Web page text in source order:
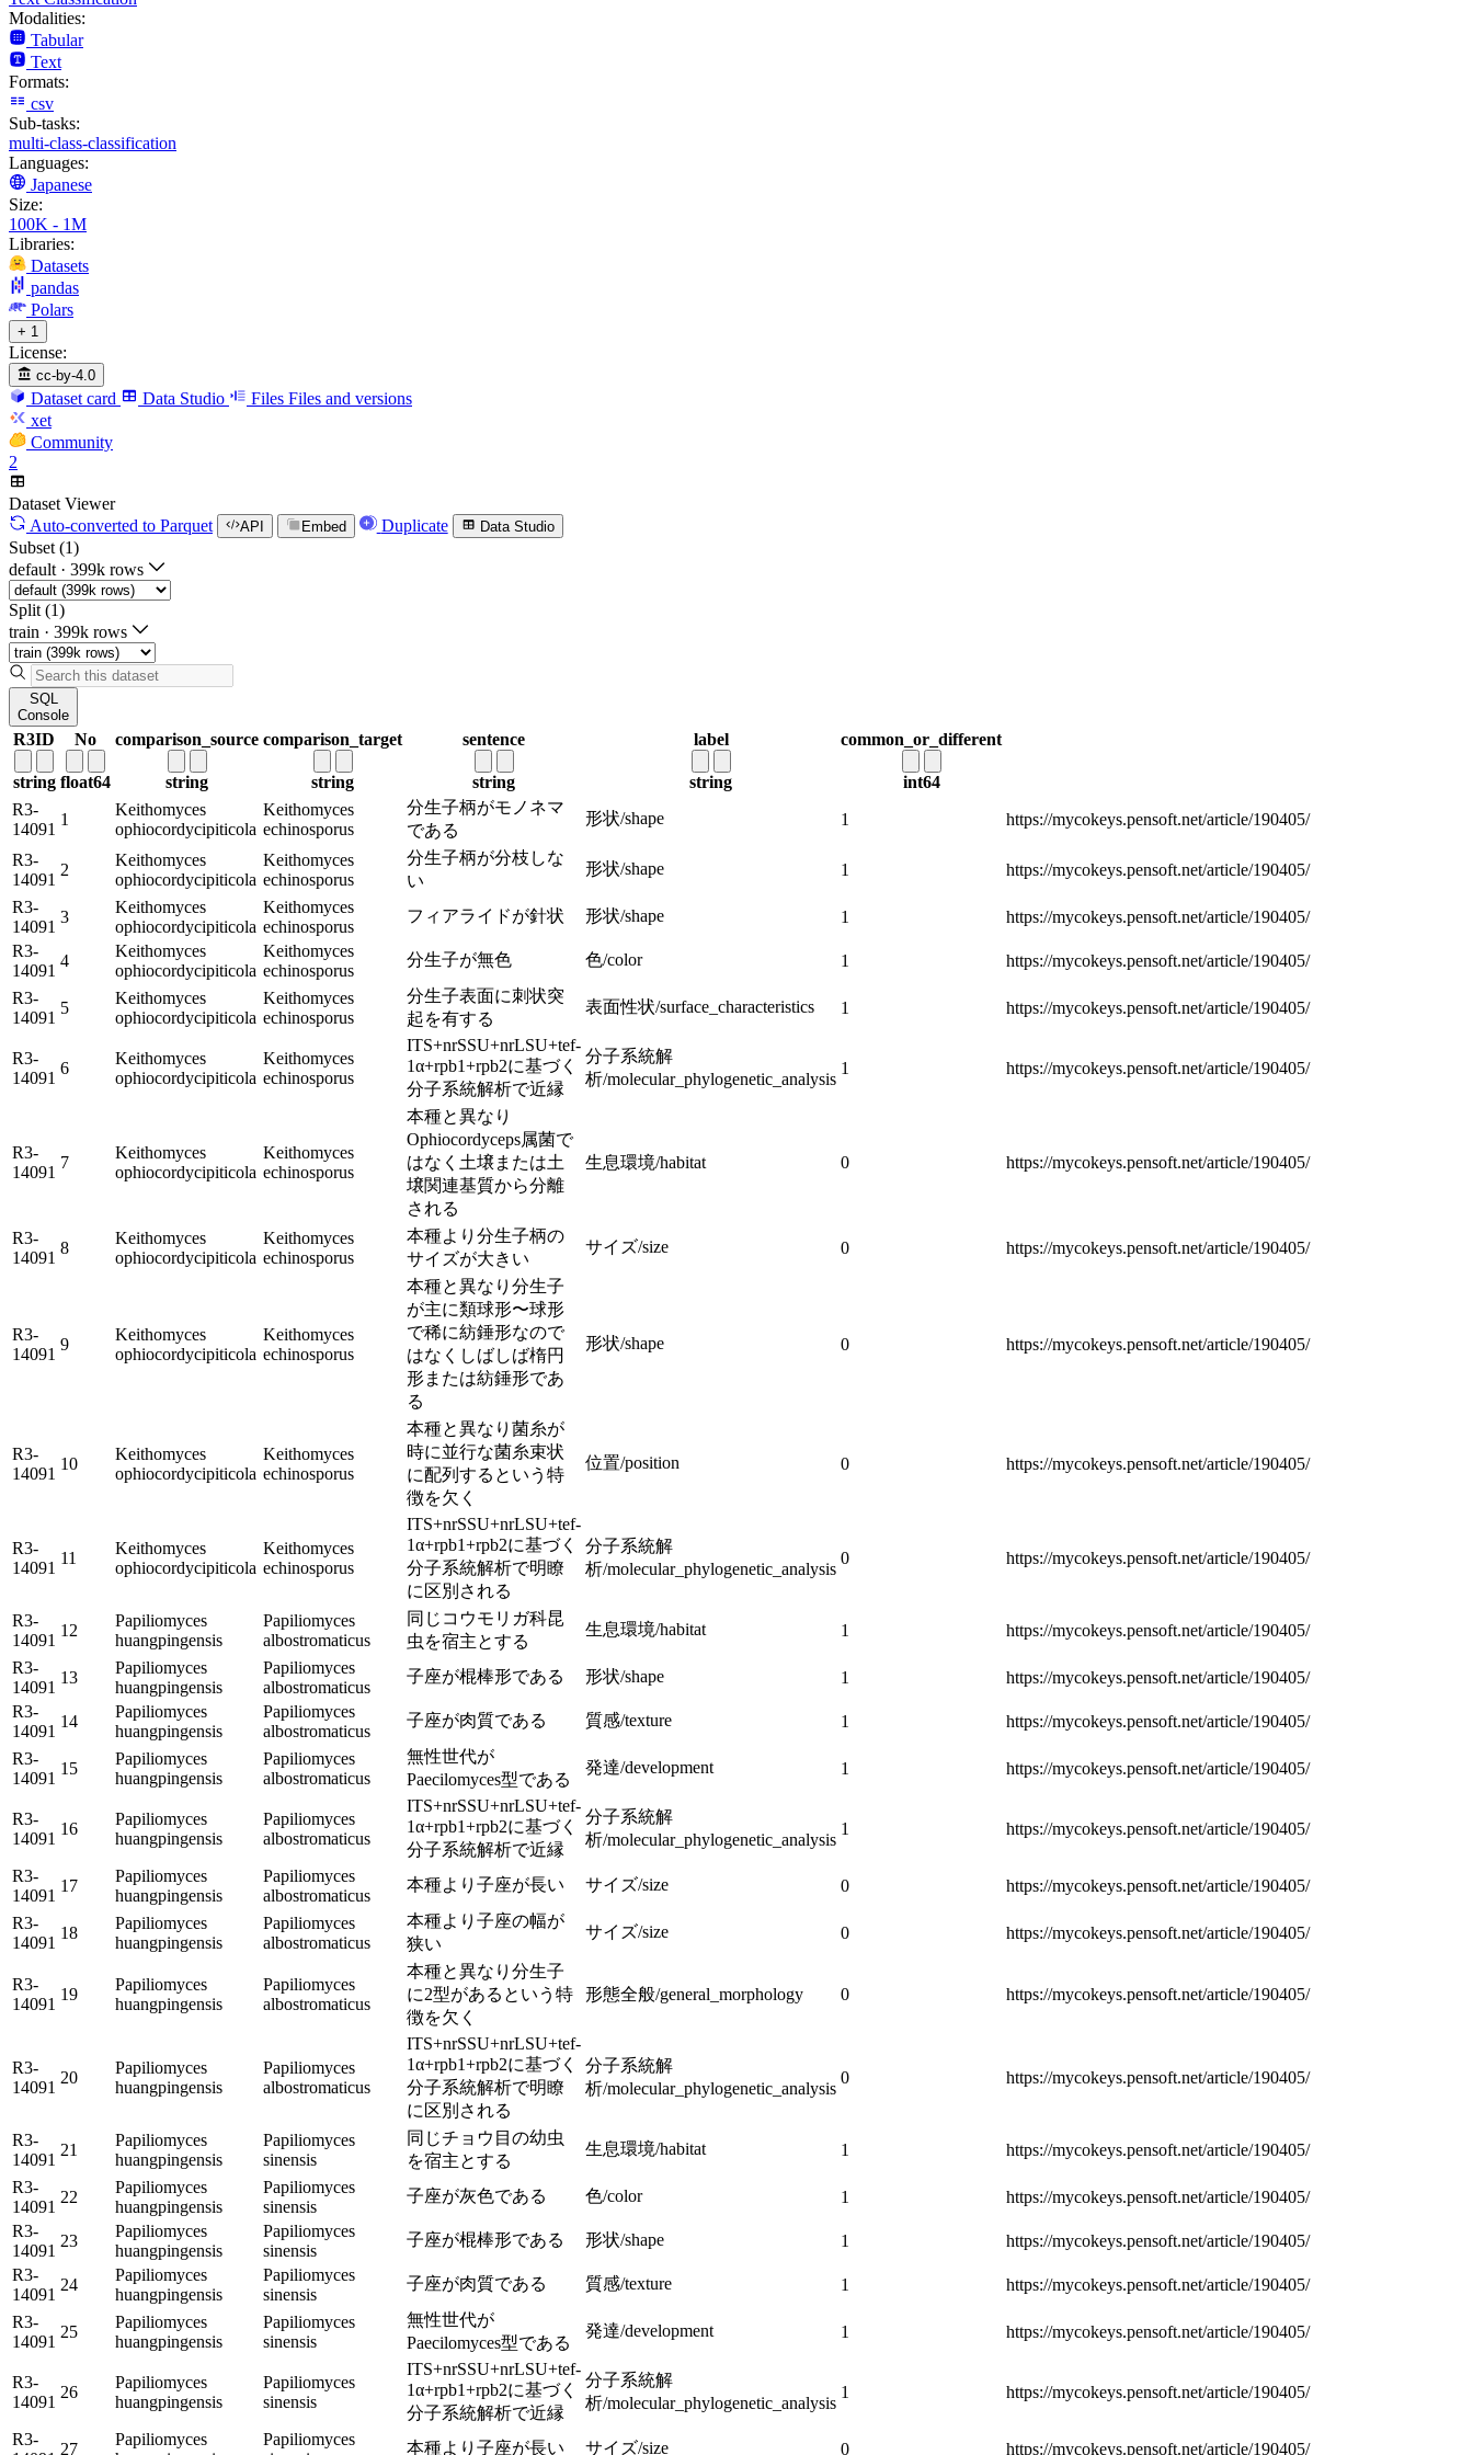
Modalities:
Tabular
Text
Formats:
csv
Sub-tasks:
multi-class-classification
Languages:
Japanese
Size:
100K - 1M
Libraries:
Datasets
pandas
Polars
+ 1
License:
cc-by-4.0
Dataset card Data Studio Files Files and versions
xet
Community
2
Dataset Viewer
Auto-converted to Parquet API Embed Duplicate Data Studio
Subset (1)
default · 399k rows
Split (1)
train · 399k rows
SQL
Console
R3ID
string
No
float64
comparison_source
string
comparison_target
string
sentence
string
label
string
common_or_different
int64
R3-
14091
1
Keithomyces
ophiocordycipiticola
Keithomyces
echinosporus
分生子柄がモノネマ
である
形状/shape 1 https://mycokeys.pensoft.net/article/190405/
R3-
14091
2
Keithomyces
ophiocordycipiticola
Keithomyces
echinosporus
分生子柄が分枝しな
い
形状/shape 1
https://mycokeys.pensoft.net/article/190405/
R3-
14091
3
Keithomyces
ophiocordycipiticola
Keithomyces
echinosporus
フィアライドが針状 形状/shape 1
https://mycokeys.pensoft.net/article/190405/
R3-
14091
4
Keithomyces
ophiocordycipiticola
Keithomyces
echinosporus
分生子が無色 色/color 1
https://mycokeys.pensoft.net/article/190405/
R3-
14091
5
Keithomyces
ophiocordycipiticola
Keithomyces
echinosporus
分生子表面に刺状突
起を有する
表面性状/surface_characteristics 1 https://mycokeys.pensoft.net/article/190405/
R3-
14091
6
Keithomyces
ophiocordycipiticola
Keithomyces
echinosporus
ITS+nrSSU+nrLSU+tef-
1α+rpb1+rpb2に基づく
分子系統解析で近縁
分子系統解
析/molecular_phylogenetic_analysis
1 https://mycokeys.pensoft.net/article/190405/
R3-
14091
7
Keithomyces
ophiocordycipiticola
Keithomyces
echinosporus
本種と異なり
Ophiocordyceps属菌で
はなく土壌または土
壌関連基質から分離
される
生息環境/habitat 0 https://mycokeys.pensoft.net/article/190405/
R3-
14091
8
Keithomyces
ophiocordycipiticola
Keithomyces
echinosporus
本種より分生子柄の
サイズが大きい
サイズ/size 0 https://mycokeys.pensoft.net/article/190405/
R3-
14091
9
Keithomyces
ophiocordycipiticola
Keithomyces
echinosporus
本種と異なり分生子
が主に類球形〜球形
で稀に紡錘形なので
はなくしばしば楕円
形または紡錘形であ
る
形状/shape 0 https://mycokeys.pensoft.net/article/190405/
R3-
14091
10
Keithomyces
ophiocordycipiticola
Keithomyces
echinosporus
本種と異なり菌糸が
時に並行な菌糸束状
に配列するという特
徴を欠く
位置/position 0 https://mycokeys.pensoft.net/article/190405/
R3-
14091
11
Keithomyces
ophiocordycipiticola
Keithomyces
echinosporus
ITS+nrSSU+nrLSU+tef-
1α+rpb1+rpb2に基づく
分子系統解析で明瞭
に区別される
分子系統解
析/molecular_phylogenetic_analysis
0 https://mycokeys.pensoft.net/article/190405/
R3-
14091
12
Papiliomyces
huangpingensis
Papiliomyces
albostromaticus
同じコウモリガ科昆
虫を宿主とする
生息環境/habitat 1
https://mycokeys.pensoft.net/article/190405/
R3-
14091
13
Papiliomyces
huangpingensis
Papiliomyces
albostromaticus
子座が棍棒形である 形状/shape 1
https://mycokeys.pensoft.net/article/190405/
R3-
14091
14
Papiliomyces
huangpingensis
Papiliomyces
albostromaticus
子座が肉質である 質感/texture 1
https://mycokeys.pensoft.net/article/190405/
R3-
14091
15
Papiliomyces
huangpingensis
Papiliomyces
albostromaticus
無性世代が
Paecilomyces型である
発達/development 1 https://mycokeys.pensoft.net/article/190405/
R3-
14091
16
Papiliomyces
huangpingensis
Papiliomyces
albostromaticus
ITS+nrSSU+nrLSU+tef-
1α+rpb1+rpb2に基づく
分子系統解析で近縁
分子系統解
析/molecular_phylogenetic_analysis
1 https://mycokeys.pensoft.net/article/190405/
R3-
14091
17
Papiliomyces
huangpingensis
Papiliomyces
albostromaticus
本種より子座が長い サイズ/size 0
https://mycokeys.pensoft.net/article/190405/
R3-
14091
18
Papiliomyces
huangpingensis
Papiliomyces
albostromaticus
本種より子座の幅が
狭い
サイズ/size 0 https://mycokeys.pensoft.net/article/190405/
R3-
14091
19
Papiliomyces
huangpingensis
Papiliomyces
albostromaticus
本種と異なり分生子
に2型があるという特
徴を欠く
形態全般/general_morphology 0 https://mycokeys.pensoft.net/article/190405/
R3-
14091
20
Papiliomyces
huangpingensis
Papiliomyces
albostromaticus
ITS+nrSSU+nrLSU+tef-
1α+rpb1+rpb2に基づく
分子系統解析で明瞭
に区別される
分子系統解
析/molecular_phylogenetic_analysis
0 https://mycokeys.pensoft.net/article/190405/
R3-
14091
21
Papiliomyces
huangpingensis
Papiliomyces
sinensis
同じチョウ目の幼虫
を宿主とする
生息環境/habitat 1
https://mycokeys.pensoft.net/article/190405/
R3-
14091
22
Papiliomyces
huangpingensis
Papiliomyces
sinensis
子座が灰色である 色/color 1
https://mycokeys.pensoft.net/article/190405/
R3-
14091
23
Papiliomyces
huangpingensis
Papiliomyces
sinensis
子座が棍棒形である 形状/shape 1
https://mycokeys.pensoft.net/article/190405/
R3-
14091
24
Papiliomyces
huangpingensis
Papiliomyces
sinensis
子座が肉質である 質感/texture 1
https://mycokeys.pensoft.net/article/190405/
R3-
14091
25
Papiliomyces
huangpingensis
Papiliomyces
sinensis
無性世代が
Paecilomyces型である
発達/development 1 https://mycokeys.pensoft.net/article/190405/
R3-
14091
26
Papiliomyces
huangpingensis
Papiliomyces
sinensis
ITS+nrSSU+nrLSU+tef-
1α+rpb1+rpb2に基づく
分子系統解析で近縁
分子系統解
析/molecular_phylogenetic_analysis
1 https://mycokeys.pensoft.net/article/190405/
R3-
27
Papiliomyces
Papiliomyces
本種より子座が長い サイズ/size 0 https://mycokeys.pensoft.net/article/190405/